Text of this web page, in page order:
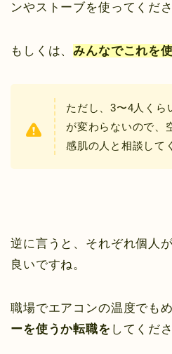
ンやストーブを使ってくださ
もしくは、みんなでこれを
ただし、3〜4人くら
が変わらないので、
感肌の人と相談して
逆に言うと、それぞれ個人
良いですね。
職場でエアコンの温度でも
ーを使うか転職を してくださ